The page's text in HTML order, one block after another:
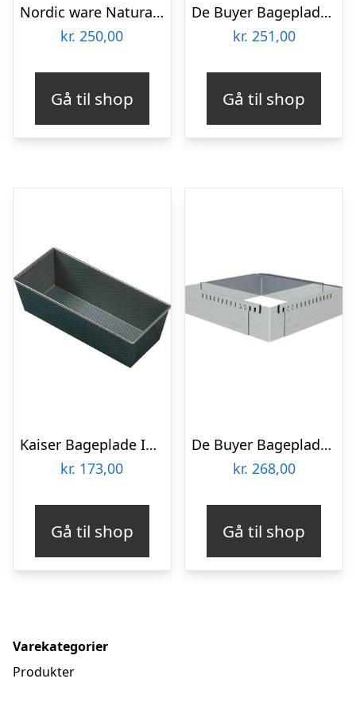
Nordic ware NaturalsÂ® bageplade med grillrist
kr. 250,00
Gå til shop
De Buyer Bageplade pastry mold – 21.5 x 11.5 cm to 40 x 21 cm
kr. 251,00
Gå til shop
Kaiser Bageplade Inspiration loaf pan 30 cm for 1000g
kr. 173,00
Gå til shop
De Buyer Bageplade pastry mold – 20 x 20 cm to 37 x 37 cm
kr. 268,00
Gå til shop
Varekategorier
Produkter